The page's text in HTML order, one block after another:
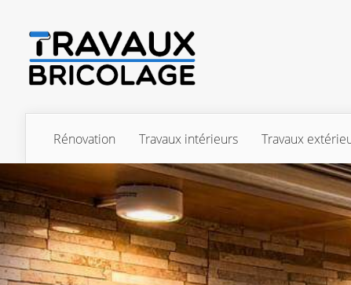
Rénovation Travaux intérieurs Travaux